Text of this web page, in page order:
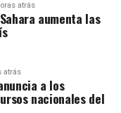
atrás
aumenta las
atrás
a los
nacionales del